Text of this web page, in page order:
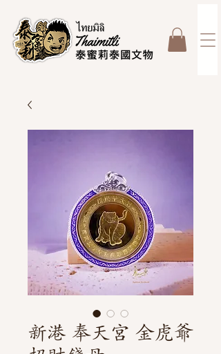
新港 奉天宮 金虎爺